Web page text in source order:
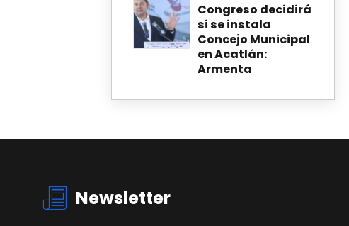
Congreso decidirá
si se instala
Concejo Municipal
en Acatlán:
Armenta
Newsletter